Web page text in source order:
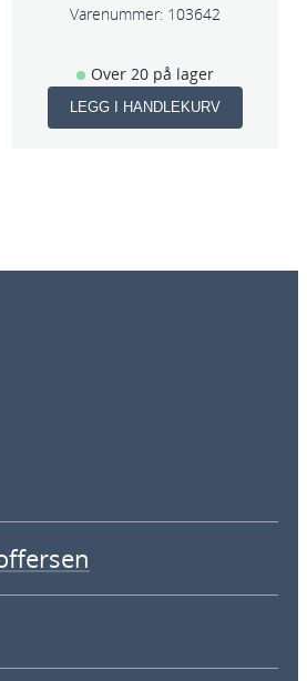
Varenummer: 103642
Over 20 på lager
LEGG I HANDLEKURV